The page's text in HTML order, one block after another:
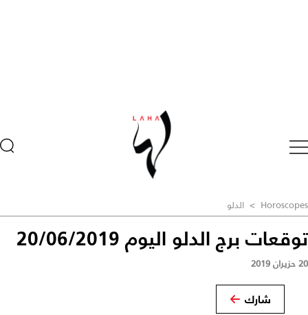
Horoscopes
> الدلو
توقعات برج الدلو اليوم 20/06/2019
20 حزيران 2019
شارك